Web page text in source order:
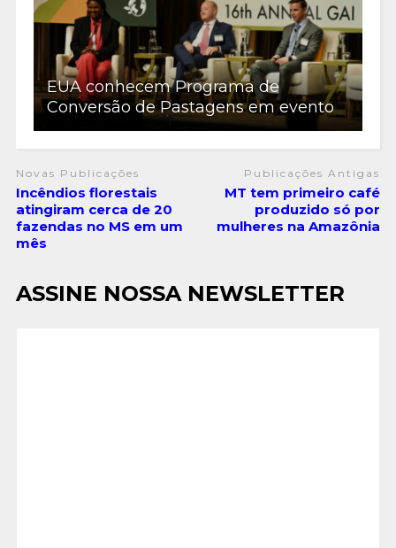
EUA conhecem Programa de
Conversão de Pastagens em evento
Novas Publicações
Incêndios florestais
atingiram cerca de 20
fazendas no MS em um
mês
Publicações Antigas
MT tem primeiro café
produzido só por
mulheres na Amazônia
ASSINE NOSSA NEWSLETTER